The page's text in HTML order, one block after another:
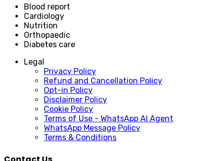
Blood report
Cardiology
Nutrition
Orthopaedic
Diabetes care
Legal
Privacy Policy
Refund and Cancellation Policy
Opt-in Policy
Disclaimer Policy
Cookie Policy
Terms of Use - WhatsApp AI Agent
WhatsApp Message Policy
Terms & Conditions